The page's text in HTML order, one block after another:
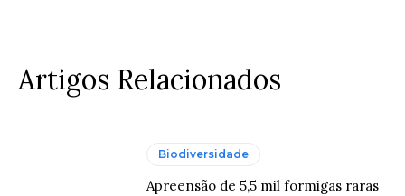
Artigos Relacionados
Biodiversidade
Apreensão de 5,5 mil formigas raras